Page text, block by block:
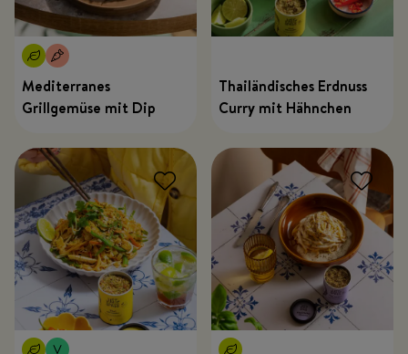
Mediterranes
Grillgemüse mit Dip
Thailändisches Erdnuss
Curry mit Hähnchen